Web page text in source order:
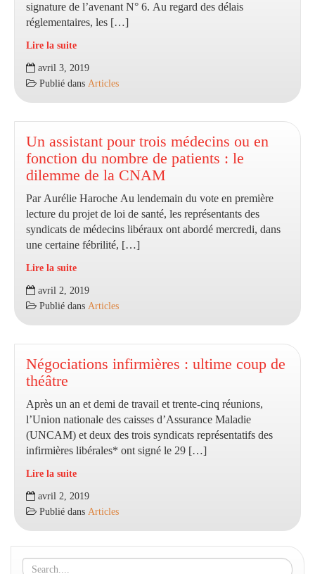
et
la
FMF
le
ton
signature de l’avenant N° 6. Au regard des délais
réglementaires, les […]
Lire la suite
N°6
à
la
convention
nationale
des
Infirmiers
est
signé
!
avril 3, 2019
Publié dans Articles
Un assistant pour trois médecins ou en
fonction du nombre de patients : le
dilemme de la CNAM
Par Aurélie Haroche Au lendemain du vote en première
lecture du projet de loi de santé, les représentants des
syndicats de médecins libéraux ont abordé mercredi, dans
une certaine fébrilité, […]
Lire la suite
assistant
pour
trois
médecins
ou
en
du
nombre
de
patients
:
dilemme
de
la
CNAM
avril 2, 2019
Publié dans Articles
Négociations infirmières : ultime coup de
théâtre
Après un an et demi de travail et trente-cinq réunions,
l’Union nationale des caisses d’Assurance Maladie
(UNCAM) et deux des trois syndicats représentatifs des
infirmières libérales* ont signé le 29 […]
Lire la suite
infirmières
:
ultime
coup
de
avril 2, 2019
Publié dans Articles